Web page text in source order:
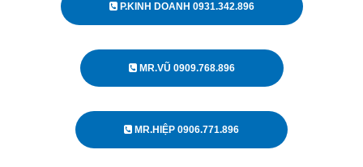
P.KINH DOANH 0931.342.896
MR.VŨ 0909.768.896
MR.HIỆP 0906.771.896